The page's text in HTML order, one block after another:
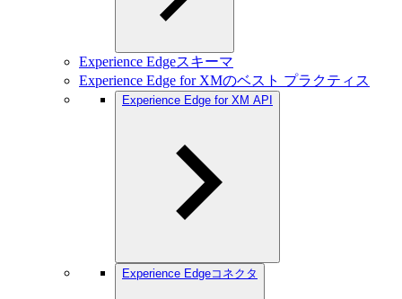
Experience Edgeスキーマ
Experience Edge for XMのベスト プラクティス
Experience Edge for XM API
Experience Edgeコネクタ